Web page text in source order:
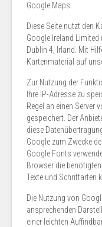
Google Maps
Diese Seite nutzt den
Google Ireland Limited
Dublin 4, Irland. Mit
Kartenmaterial auf
Zur Nutzung der
Ihre IP-Adresse zu
Regel an einen Server
gespeichert. Der
diese
Google zum Zwecke
Google Fonts
Browser die
Texte und Schriftarten
Die Nutzung von
ansprechenden
einer leichten